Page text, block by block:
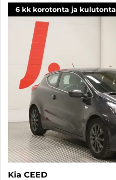
6 kk korotonta ja kulutonta
Kia CEED